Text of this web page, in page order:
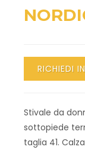
RICHIEDI
Stivale da
sottopiede
taglia 41.